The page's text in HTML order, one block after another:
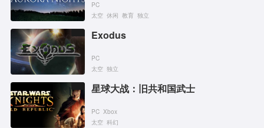
PC
太空 休闲 教育 独立
Exodus
PC
太空 独立
星球大战：旧共和国武士
PC Xbox
太空 科幻